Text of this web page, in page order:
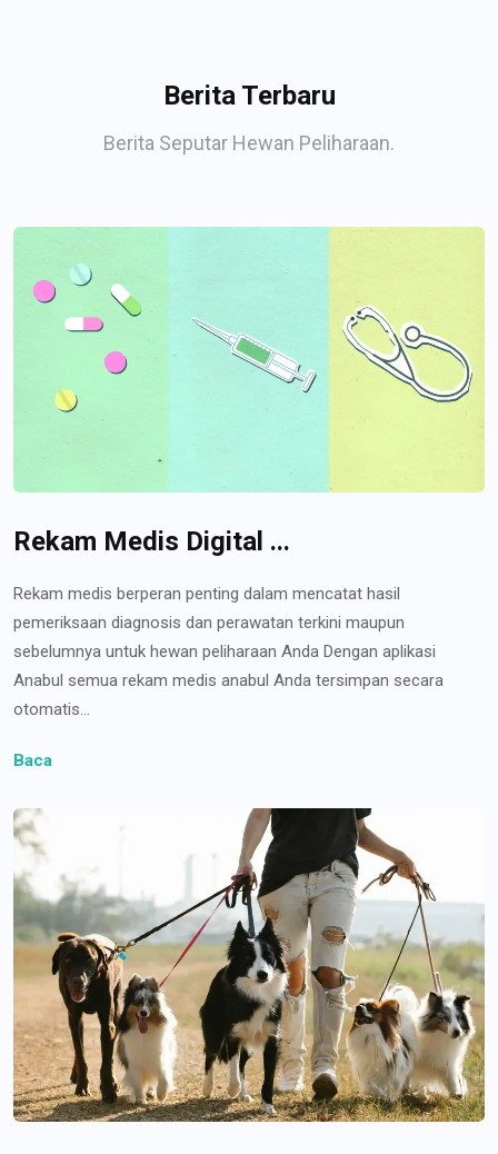
Berita Terbaru
Berita Seputar Hewan Peliharaan.
Rekam Medis Digital ...
Rekam medis berperan penting dalam mencatat hasil
pemeriksaan diagnosis dan perawatan terkini maupun
sebelumnya untuk hewan peliharaan Anda Dengan aplikasi
Anabul semua rekam medis anabul Anda tersimpan secara
otomatis...
Baca